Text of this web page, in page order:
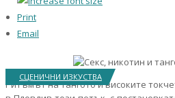
Print
Email
СЦЕНИЧНИ ИЗКУСТВА
Ритъмът на тангото и високите